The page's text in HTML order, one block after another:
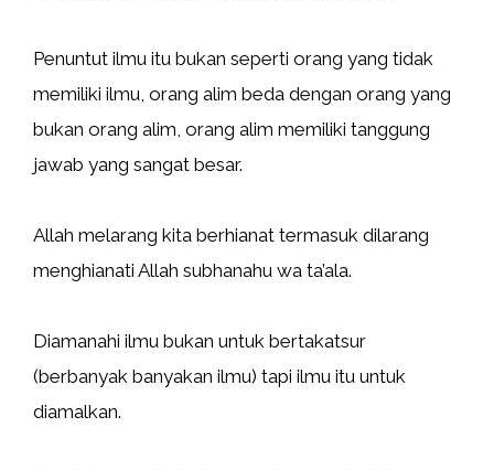
Penuntut ilmu itu bukan seperti orang yang tidak
memiliki ilmu, orang alim beda dengan orang yang
bukan orang alim, orang alim memiliki tanggung
jawab yang sangat besar.
Allah melarang kita berhianat termasuk dilarang
menghianati Allah subhanahu wa ta’ala.
Diamanahi ilmu bukan untuk bertakatsur
(berbanyak banyakan ilmu) tapi ilmu itu untuk
diamalkan.